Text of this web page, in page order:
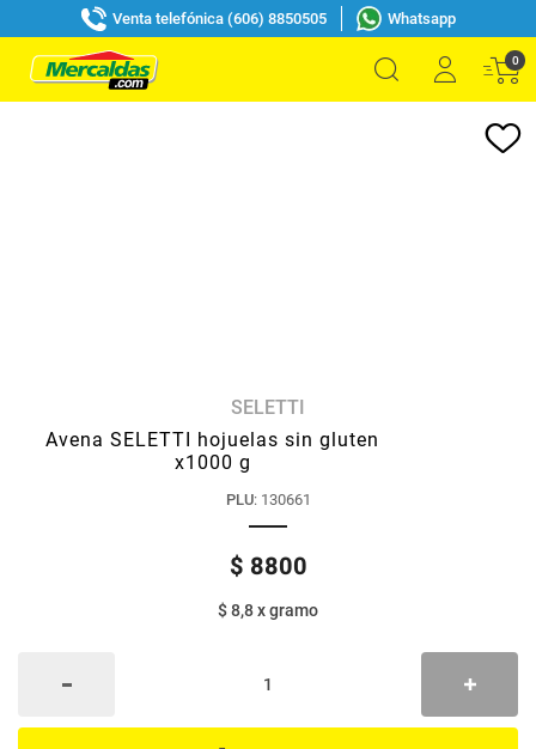
Venta telefónica (606) 8850505 Whatsapp
0
SELETTI
Avena SELETTI hojuelas sin gluten
x1000 g
PLU: 130661
$ 8800
$ 8,8xgramo